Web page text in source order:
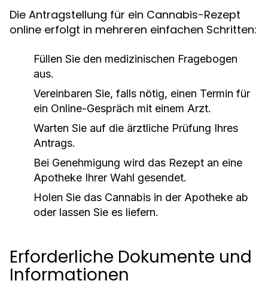
Die Antragstellung für ein Cannabis-Rezept
online erfolgt in mehreren einfachen Schritten:
Füllen Sie den medizinischen Fragebogen
aus.
Vereinbaren Sie, falls nötig, einen Termin für
ein Online-Gespräch mit einem Arzt.
Warten Sie auf die ärztliche Prüfung Ihres
Antrags.
Bei Genehmigung wird das Rezept an eine
Apotheke Ihrer Wahl gesendet.
Holen Sie das Cannabis in der Apotheke ab
oder lassen Sie es liefern.
Erforderliche Dokumente und
Informationen